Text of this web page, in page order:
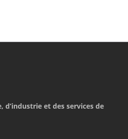
d’industrie et des services de